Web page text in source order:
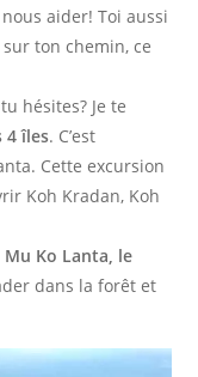
aider! Toi aussi
ton chemin, ce
hésites? Je te
4 îles. C’est
Cette excursion
Koh Kradan, Koh
Mu Ko Lanta, le
dans la forêt et